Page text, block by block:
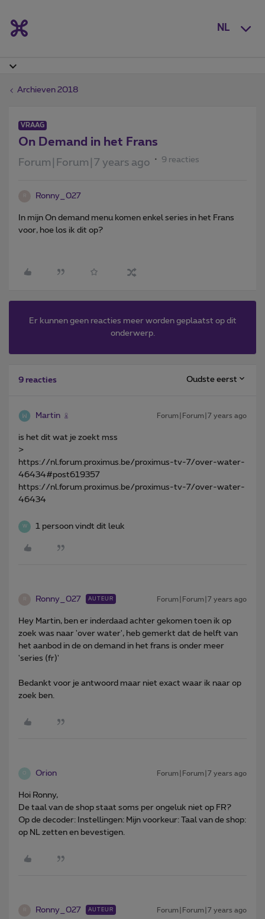
NL
Archieven 2018
VRAAG
On Demand in het Frans
Forum|Forum|7 years ago 9 reacties
Ronny_027
In mijn On demand menu komen enkel series in het Frans
voor, hoe los ik dit op?
Er kunnen geen reacties meer worden geplaatst op dit
onderwerp.
9 reacties Oudste eerst
Martin Forum|Forum|7 years ago
is het dit wat je zoekt mss
>
https://nl.forum.proximus.be/proximus-tv-7/over-water-
46434#post619357
https://nl.forum.proximus.be/proximus-tv-7/over-water-
46434
W 1 persoon vindt dit leuk
Ronny_027 AUTEUR Forum|Forum|7 years ago
Hey Martin, ben er inderdaad achter gekomen toen ik op
zoek was naar 'over water', heb gemerkt dat de helft van
het aanbod in de on demand in het frans is onder meer
'series (fr)'
Bedankt voor je antwoord maar niet exact waar ik naar op
zoek ben.
O Orion Forum|Forum|7 years ago
Hoi Ronny,
De taal van de shop staat soms per ongeluk niet op FR?
Op de decoder: Instellingen: Mijn voorkeur: Taal van de shop:
op NL zetten en bevestigen.
Ronny_027 AUTEUR Forum|Forum|7 years ago